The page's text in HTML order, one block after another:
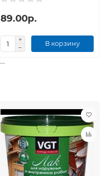
89.00р.
В корзину